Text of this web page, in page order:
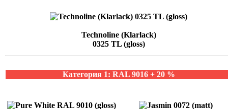
Technoline (Klarlack)
0325 TL (gloss)
Категория 1: RAL 9016 + 20 %